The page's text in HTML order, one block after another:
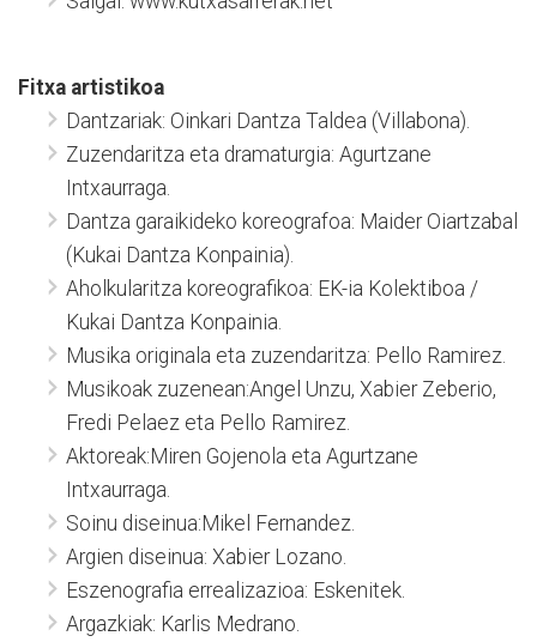
Fitxa artistikoa
Dantzariak: Oinkari Dantza Taldea (Villabona).
Zuzendaritza eta dramaturgia: Agurtzane
Intxaurraga.
Dantza garaikideko koreografoa: Maider Oiartzabal
(Kukai Dantza Konpainia).
Aholkularitza koreografikoa: EK-ia Kolektiboa /
Kukai Dantza Konpainia.
Musika originala eta zuzendaritza: Pello Ramirez.
Musikoak zuzenean:Angel Unzu, Xabier Zeberio,
Fredi Pelaez eta Pello Ramirez.
Aktoreak:Miren Gojenola eta Agurtzane
Intxaurraga.
Soinu diseinua:Mikel Fernandez.
Argien diseinua: Xabier Lozano.
Eszenografia errealizazioa: Eskenitek.
Argazkiak: Karlis Medrano.